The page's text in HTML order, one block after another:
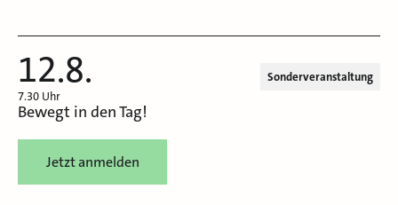
12.8.
7.30 Uhr
Sonderveranstaltung
Bewegt in den Tag!
Jetzt anmelden